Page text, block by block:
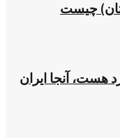
چیست
آنجا ایران